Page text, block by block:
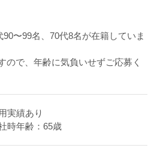
〜99名、70代8名が在籍していま
ので、年齢に気負いせずご応募く
実績あり
時年齢：65歳